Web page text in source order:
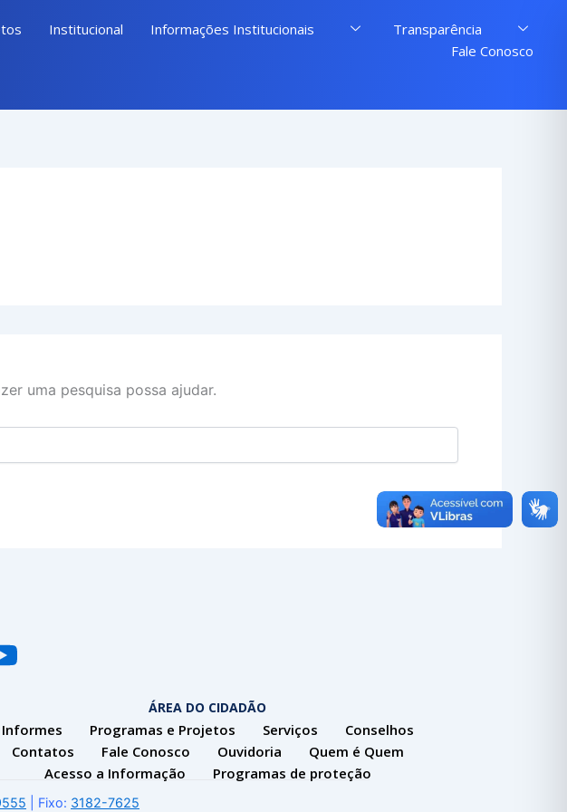
Institucional Informações Institucionais
Transparência
Fale Conosco
uma pesquisa possa ajudar.
Y
t
b
ÁREA DO CIDADÃO
Informes Programas e Projetos Serviços
Conselhos
Contatos
Fale Conosco Ouvidoria
Quem é Quem
Acesso a Informação
Programas de proteção
| Fixo: 3182-7625